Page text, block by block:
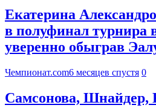
Екатерина
в полуфинал турнира
уверенно обыграв
Чемпионат.com6 месяцев спустя 0
Самсонова, Шнайдер,